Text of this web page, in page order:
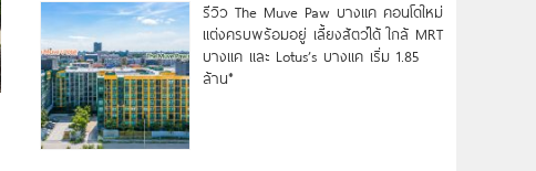
รีวิว The Muve Paw บางแค คอนโดใหม่
แต่งครบพร้อมอยู่ เลี้ยงสัตว์ได้ ใกล้ MRT
บางแค และ Lotus’s บางแค เริ่ม 1.85
ล้าน*